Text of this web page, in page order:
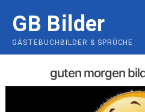
content
GB Bilder
GÄSTEBUCHBILDER & SPRÜCHE
guten morgen